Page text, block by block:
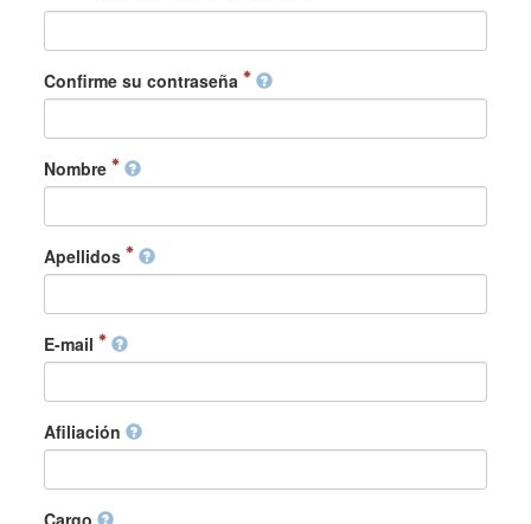
Confirme su contraseña
Nombre
Apellidos
E-mail
Afiliación
Cargo